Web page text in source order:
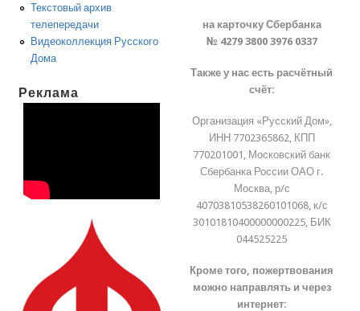
Текстовый архив
телепередачи
Видеоколлекция Русского
Дома
Реклама
на карточку Сбербанка
№ 4279 3800 3976 0337
Также у нас есть расчётный
счёт:
Организация «Русский Дом»,
ИНН 7702365862, КПП
770201001, Московский банк
Сбербанка России ОАО г.
Москва, р/с
40703810538260101068, к/с
30101810400000000225, БИК
044525225
Кроме того, пожертвования
можно направлять и через
интернет: